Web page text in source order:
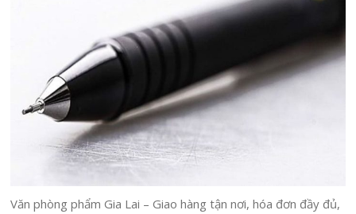
Văn phòng phẩm Gia Lai – Giao hàng tận nơi, hóa đơn đầy đủ,